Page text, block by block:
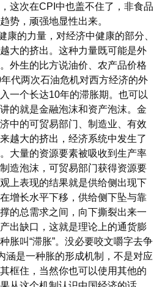
这次在CPI中也盖不住了，非食品
势，顽强地显性出来。
康的力量，对经济中健康的部分、
大的挤出。这种力量既可能是外
外生的比方说油价、农产品价格
年代两次石油危机对西方经济的外
一个长达10年的滞胀期。也可以
的就是金融泡沫和资产泡沫。金
中的可贸易部门、制造业、有效
越大的挤出，经济系统中发生了
大量的资源要素被吸收到生产率
造泡沫，可贸易部门获得资源要
上表现的结果就是供给侧出现下
增长水平下移，供给侧下坠与靠
的总需求之间，向下撕裂出来一
出缺口，这就是理论上的通货膨
胀叫“滞胀”。没必要咬文嚼字去争
涵是一种胀的形成机制，不是对应
框住，当然你也可以使用其他的